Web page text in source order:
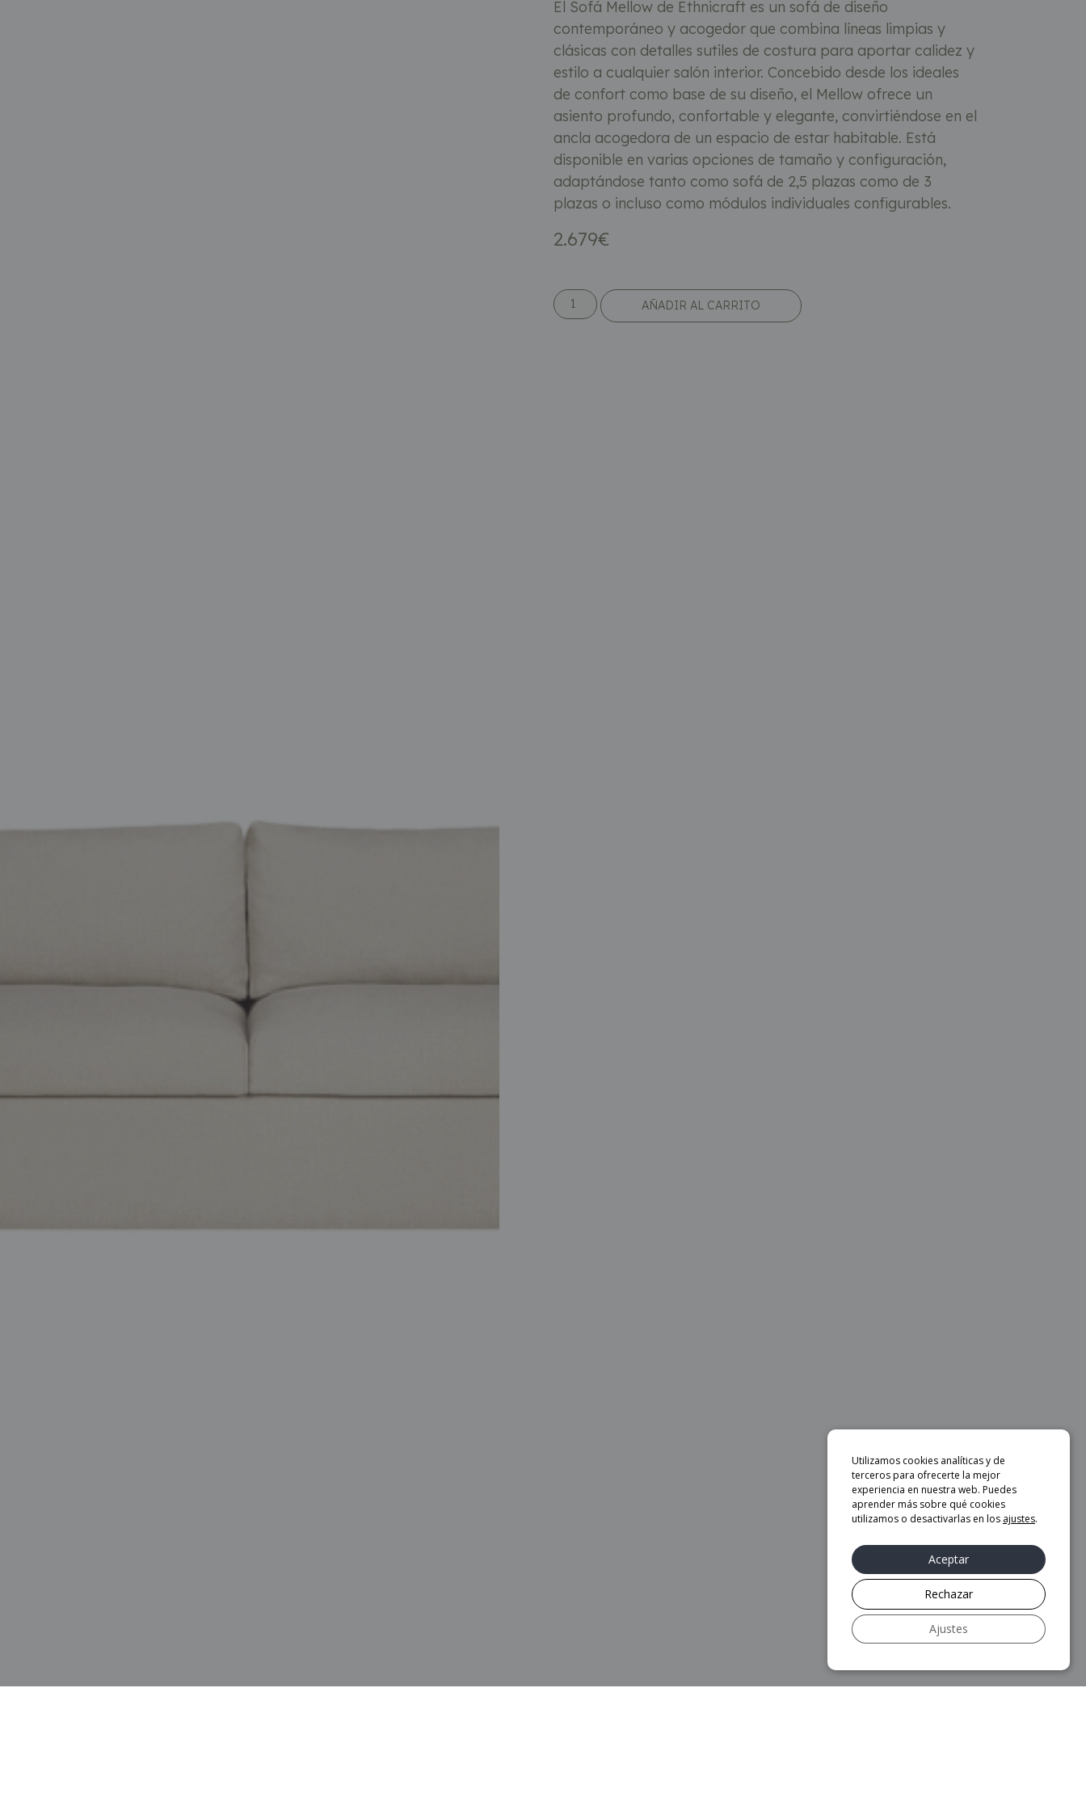
El Sofá Mellow de Ethnicraft es un sofá de diseño
contemporáneo y acogedor que combina líneas limpias y
clásicas con detalles sutiles de costura para aportar calidez y
estilo a cualquier salón interior. Concebido desde los ideales
de confort como base de su diseño, el Mellow ofrece un
asiento profundo, confortable y elegante, convirtiéndose en el
ancla acogedora de un espacio de estar habitable. Está
disponible en varias opciones de tamaño y configuración,
adaptándose tanto como sofá de 2,5 plazas como de 3
plazas o incluso como módulos individuales configurables.
2.679€
AÑADIR AL CARRITO
Utilizamos cookies analíticas y de
terceros para ofrecerte la mejor
experiencia en nuestra web. Puedes
aprender más sobre qué cookies
utilizamos o desactivarlas en los ajustes.
Aceptar
Rechazar
Ajustes